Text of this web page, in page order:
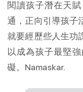
閱讀孩子潛在天
通，正向引導孩子
就要經歷些人生功
以成為孩子最堅
礙。Namaskar.